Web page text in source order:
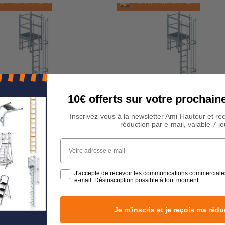
SOUS 48H
à crinoline 5000 mm Palier
franchissement 1175 mm
TTC
régulier
€1.622,30 TTC €1.622,30
Unit
EXPÉDITION SOUS 48H
Échelle à crinoline 4000
de franchissement 1175
réduit
€1.377,02 TTC
Prix
régulier
€1.622,30 TTC Unit
10€ offerts sur votre
Inscrivez-vous à la newsletter Ami-Hauteur et
réduction par e-mail, valable 7
Votre adresse e-mail
J'accepte de recevoir les communications
e-mail. Désinscription possible à tout moment.
Je m'inscris et je reçois ma